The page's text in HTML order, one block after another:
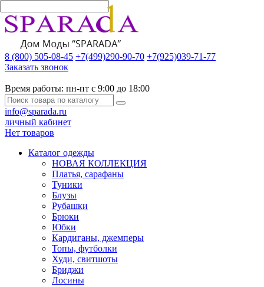
8 (800) 505-08-45 +7(499)290-90-70 +7(925)039-71-77
Заказать звонок
Время работы: пн-пт с 9:00 до 18:00
info@sparada.ru
личный кабинет
Нет товаров
Каталог одежды
НОВАЯ КОЛЛЕКЦИЯ
Платья, сарафаны
Туники
Блузы
Рубашки
Брюки
Юбки
Кардиганы, джемперы
Топы, футболки
Худи, свитшоты
Бриджи
Лосины